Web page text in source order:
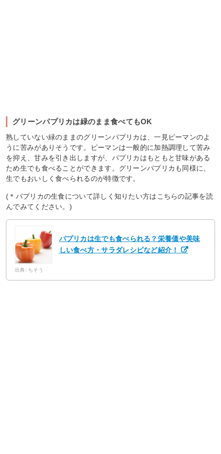
グリーンパプリカは緑のまま食べてもOK
熟していない緑のままのグリーンパプリカは、一見ピーマンのよ
うに苦みがありそうです。ピーマンは一般的に加熱調理して苦み
を抑え、甘みを引き出しますが、パプリカはもともと甘味がある
ため生でも食べることができます。グリーンパプリカも同様に、
生でもおいしく食べられるのが特徴です。
(＊パプリカの生食について詳しく知りたい方はこちらの記事を読
んでみてください。)
パプリカは生でも食べられる？栄養価や美味
しい食べ方・サラダレシピなど紹介！
出典: ちそう